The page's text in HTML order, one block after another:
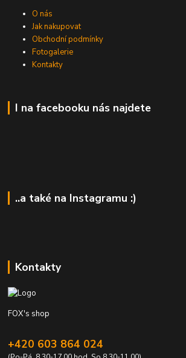
O nás
Jak nakupovat
Obchodní podmínky
Fotogalerie
Kontakty
I na facebooku nás najdete
..a také na Instagramu :)
Kontakty
FOX's shop
+420 603 864 024